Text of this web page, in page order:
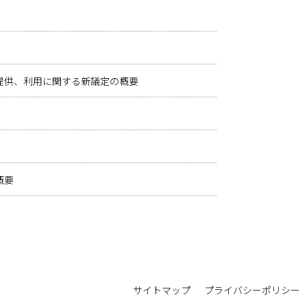
供、利用に関する新議定の概要
要
サイトマップ プライバシーポリシー